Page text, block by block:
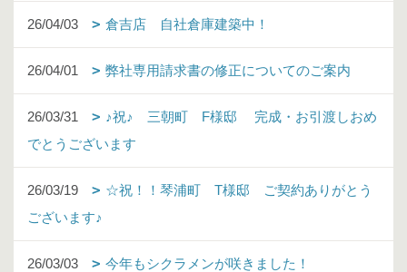
26/04/03 倉吉店 自社倉庫建築中！
26/04/01 弊社専用請求書の修正についてのご案内
26/03/31
♪祝♪ 三朝町 F様邸 完成・お引渡しおめ
でとうございます
26/03/19
☆祝！！琴浦町 T様邸 ご契約ありがとう
ございます♪
26/03/03 今年もシクラメンが咲きました！